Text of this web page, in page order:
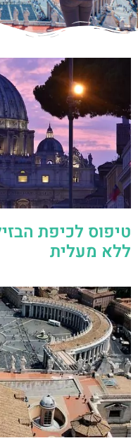
טיפוס לכיפת
ללא מעלית